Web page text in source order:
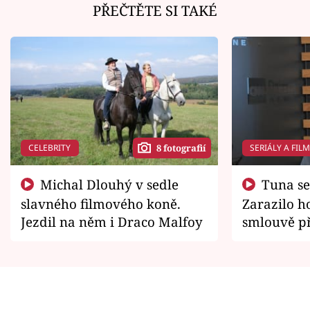
PŘEČTĚTE SI TAKÉ
CELEBRITY 8 fotografií
slavného filmového koně.
Jezdil na něm i Draco Malfoy
SERIÁLY A
Zarazilo
smlouvě